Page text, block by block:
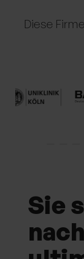
Diese
Sie